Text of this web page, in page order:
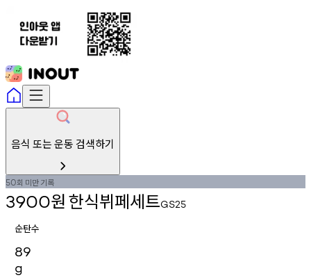
음식 또는 운동 검색하기
50회 미만기록
3900원한식뷔페세트GS25
순탄수
89
g